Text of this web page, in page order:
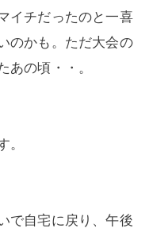
イチだったのと一喜
のかも。ただ大会の
あの頃・・。
で自宅に戻り、午後